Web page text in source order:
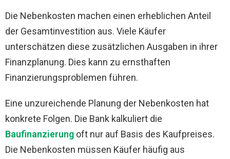
Die Nebenkosten machen einen erheblichen Anteil
der Gesamtinvestition aus. Viele Käufer
unterschätzen diese zusätzlichen Ausgaben in ihrer
Finanzplanung. Dies kann zu ernsthaften
Finanzierungsproblemen führen.
Eine unzureichende Planung der Nebenkosten hat
konkrete Folgen. Die Bank kalkuliert die
Baufinanzierung oft nur auf Basis des Kaufpreises.
Die Nebenkosten müssen Käufer häufig aus